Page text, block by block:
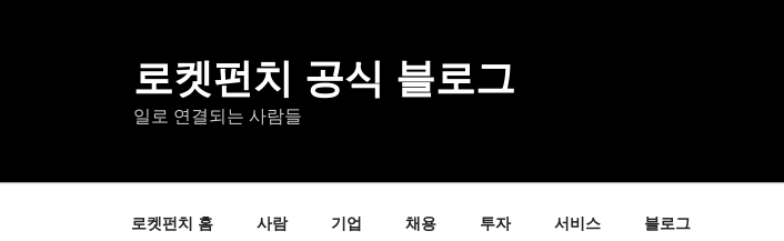
로켓펀치 공식 블로그
일로 연결되는 사람들
로켓펀치 홈 사람 기업 채용 투자 서비스 블로그